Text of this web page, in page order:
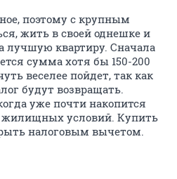
поэтому с крупным
жить в своей однешке и
лучшую квартиру. Сначала
сумма хотя бы 150-200
веселее пойдет, так как
будут возвращать.
уже почти накопится
условий. Купить
налоговым вычетом.